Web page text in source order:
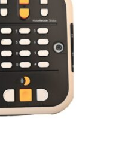
Reader Stratus